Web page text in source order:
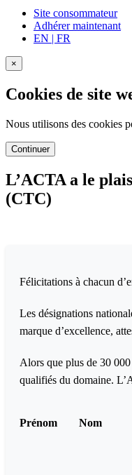
Site consommateur
Adhérer maintenant
EN | FR
×
Cookies de site
Nous utilisons des cookies
Continuer
L’ACTA a le
(CTC)
Félicitations à chacun
Les désignations
marque d’excellence,
Alors que plus de 30
qualifiés du domaine.
Prénom